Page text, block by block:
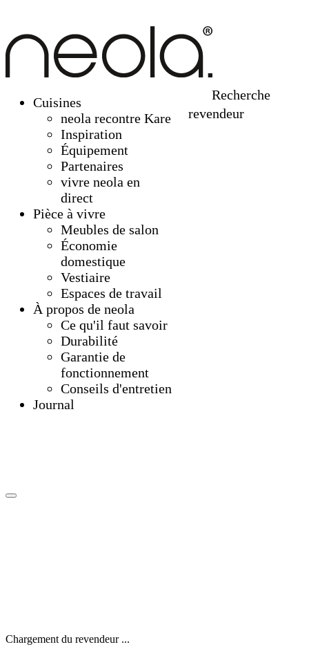
Cuisines
neola recontre Kare
Inspiration
Équipement
Partenaires
vivre neola en
direct
Pièce à vivre
Meubles de salon
Économie
domestique
Vestiaire
Espaces de travail
À propos de neola
Ce qu'il faut savoir
Durabilité
Garantie de
fonctionnement
Conseils d'entretien
Journal
Recherche
revendeur
Chargement du revendeur ...